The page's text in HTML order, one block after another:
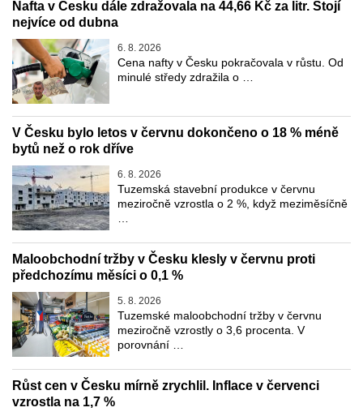
Nafta v Česku dále zdražovala na 44,66 Kč za litr. Stojí
nejvíce od dubna
6. 8. 2026
Cena nafty v Česku pokračovala v růstu. Od
minulé středy zdražila o …
V Česku bylo letos v červnu dokončeno o 18 % méně
bytů než o rok dříve
6. 8. 2026
Tuzemská stavební produkce v červnu
meziročně vzrostla o 2 %, když meziměsíčně
Maloobchodní tržby v Česku klesly v červnu proti
předchozímu měsíci o 0,1 %
5. 8. 2026
Tuzemské maloobchodní tržby v červnu
meziročně vzrostly o 3,6 procenta. V
porovnání …
Růst cen v Česku mírně zrychlil. Inflace v červenci
vzrostla na 1,7 %